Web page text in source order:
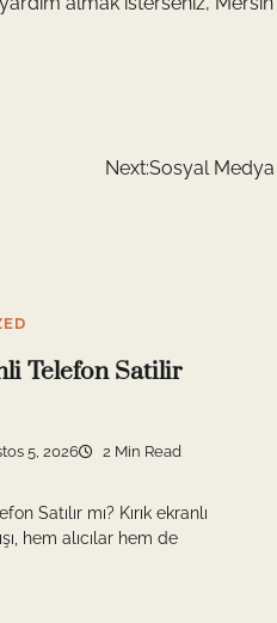
Next:Sosyal Medya
Telefon Satilir
5, 2026
2 Min Read
Satılır mı? Kırık ekranlı
hem alıcılar hem de